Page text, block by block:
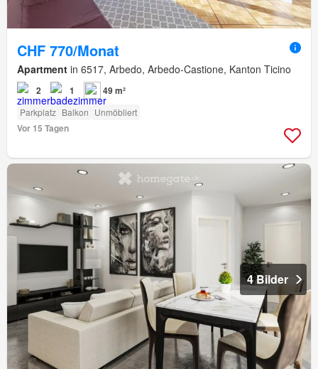
CHF 770/Monat
Apartment in 6517, Arbedo, Arbedo-Castione, Kanton Ticino
2 1 49 m²
Parkplatz Balkon Unmöbliert
Vor 15 Tagen
4 Bilder